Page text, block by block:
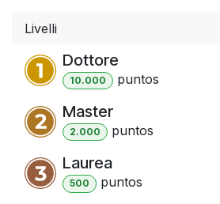
Livelli
Dottore
10.000 puntos
Master
2.000 puntos
Laurea
500 puntos